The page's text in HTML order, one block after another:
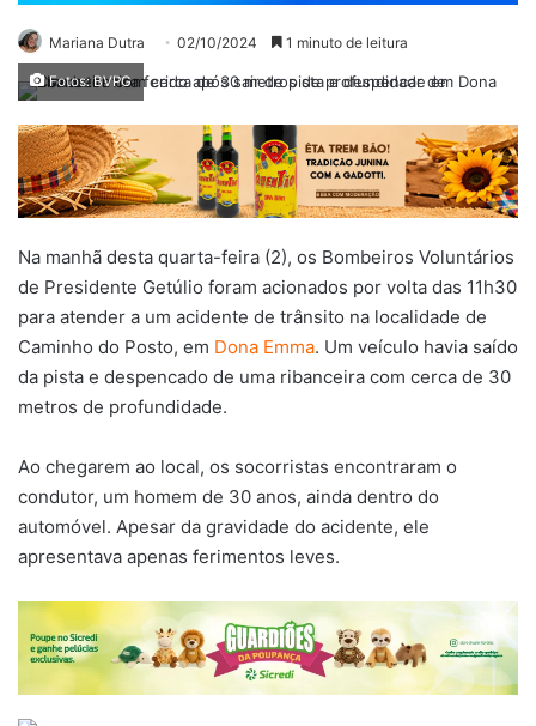
Mariana Dutra 02/10/2024 1 minuto de leitura
Fotos: BVPG
Na manhã desta quarta-feira (2), os Bombeiros Voluntários
de Presidente Getúlio foram acionados por volta das 11h30
para atender a um acidente de trânsito na localidade de
Caminho do Posto, em Dona Emma. Um veículo havia saído
da pista e despencado de uma ribanceira com cerca de 30
metros de profundidade.
Ao chegarem ao local, os socorristas encontraram o
condutor, um homem de 30 anos, ainda dentro do
automóvel. Apesar da gravidade do acidente, ele
apresentava apenas ferimentos leves.